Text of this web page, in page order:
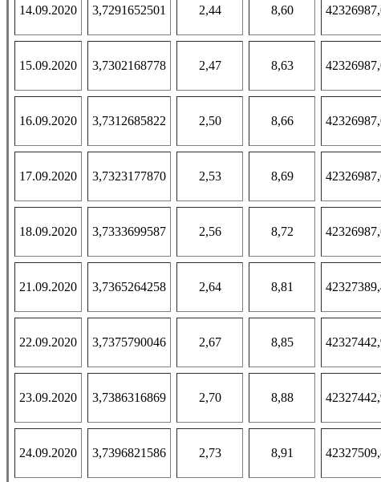
14.09.2020 3,7291652501 2,44 8,60
15.09.2020 3,7302168778 2,47 8,63
16.09.2020 3,7312685822 2,50 8,66
17.09.2020 3,7323177870 2,53 8,69
18.09.2020 3,7333699587 2,56 8,72
21.09.2020 3,7365264258 2,64 8,81
22.09.2020 3,7375790046 2,67 8,85
23.09.2020 3,7386316869 2,70 8,88
24.09.2020 3,7396821586 2,73 8,91